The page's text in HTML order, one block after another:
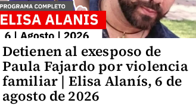
Detienen al exesposo de
Paula Fajardo por violencia
familiar | Elisa Alanís, 6 de
agosto de 2026